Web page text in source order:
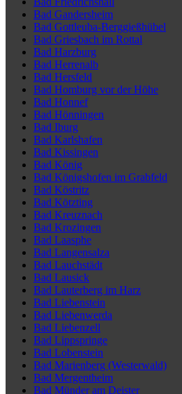
Bad Gandersheim
Bad Gottleuba-Berggießhübel
Bad Griesbach im Rottal
Bad Harzburg
Bad Herrenalb
Bad Hersfeld
Bad Homburg vor der Höhe
Bad Honnef
Bad Hönningen
Bad Iburg
Bad Karlshafen
Bad Kissingen
Bad König
Bad Königshofen im Grabfeld
Bad Köstritz
Bad Kötzting
Bad Kreuznach
Bad Krozingen
Bad Laasphe
Bad Langensalza
Bad Lauchstädt
Bad Lausick
Bad Lauterberg im Harz
Bad Liebenstein
Bad Liebenwerda
Bad Liebenzell
Bad Lippspringe
Bad Lobenstein
Bad Marienberg (Westerwald)
Bad Mergentheim
Bad Münder am Deister